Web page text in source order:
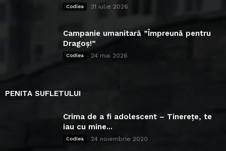
Codlea 31 iulie 2026
Campanie umanitară ”Împreună pentru
Dragoș!”
Codlea 24 mai 2026
PENITA SUFLETULUI
Crima de a fi adolescent – Tinerețe, te
iau cu mine...
Codlea 24 noiembrie 2020